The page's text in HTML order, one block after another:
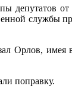
депутатов
службы
Орлов,
поправку.